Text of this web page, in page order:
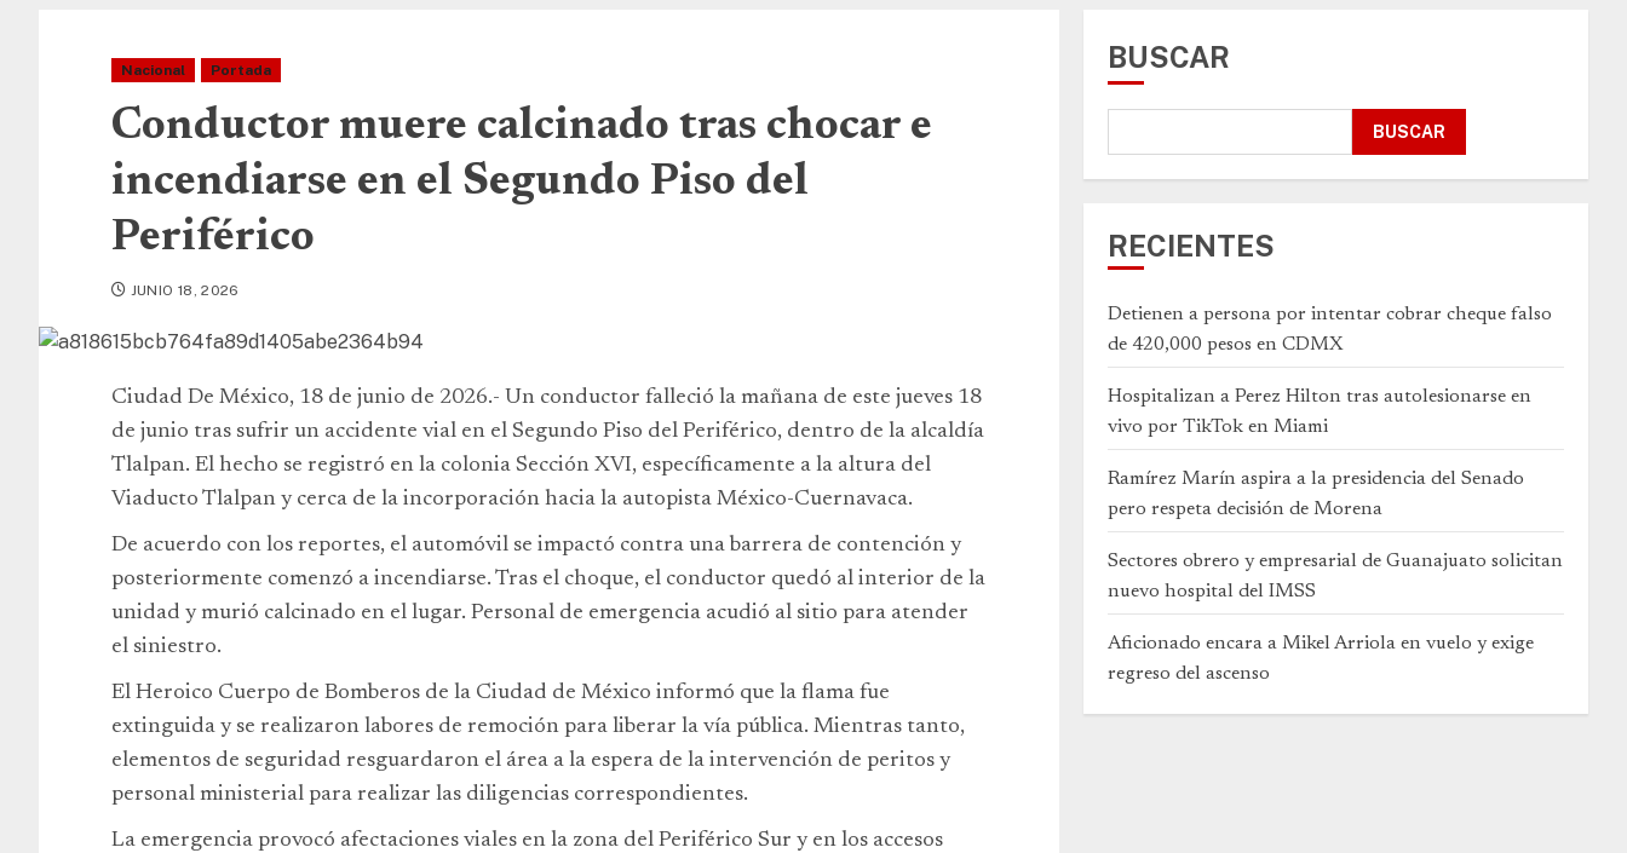
Nacional Portada
Conductor muere calcinado tras chocar e
incendiarse en el Segundo Piso del
Periférico
JUNIO 18, 2026
Ciudad De México, 18 de junio de 2026.- Un conductor falleció la mañana de este jueves 18
de junio tras sufrir un accidente vial en el Segundo Piso del Periférico, dentro de la alcaldía
Tlalpan. El hecho se registró en la colonia Sección XVI, específicamente a la altura del
Viaducto Tlalpan y cerca de la incorporación hacia la autopista México-Cuernavaca.
De acuerdo con los reportes, el automóvil se impactó contra una barrera de contención y
posteriormente comenzó a incendiarse. Tras el choque, el conductor quedó al interior de la
unidad y murió calcinado en el lugar. Personal de emergencia acudió al sitio para atender
el siniestro.
El Heroico Cuerpo de Bomberos de la Ciudad de México informó que la flama fue
extinguida y se realizaron labores de remoción para liberar la vía pública. Mientras tanto,
elementos de seguridad resguardaron el área a la espera de la intervención de peritos y
personal ministerial para realizar las diligencias correspondientes.
La emergencia provocó afectaciones viales en la zona del Periférico Sur y en los accesos
BUSCAR
BUSCAR
RECIENTES
Detienen a persona por intentar cobrar cheque falso
de 420,000 pesos en CDMX
Hospitalizan a Perez Hilton tras autolesionarse en
vivo por TikTok en Miami
Ramírez Marín aspira a la presidencia del Senado
pero respeta decisión de Morena
Sectores obrero y empresarial de Guanajuato solicitan
nuevo hospital del IMSS
Aficionado encara a Mikel Arriola en vuelo y exige
regreso del ascenso